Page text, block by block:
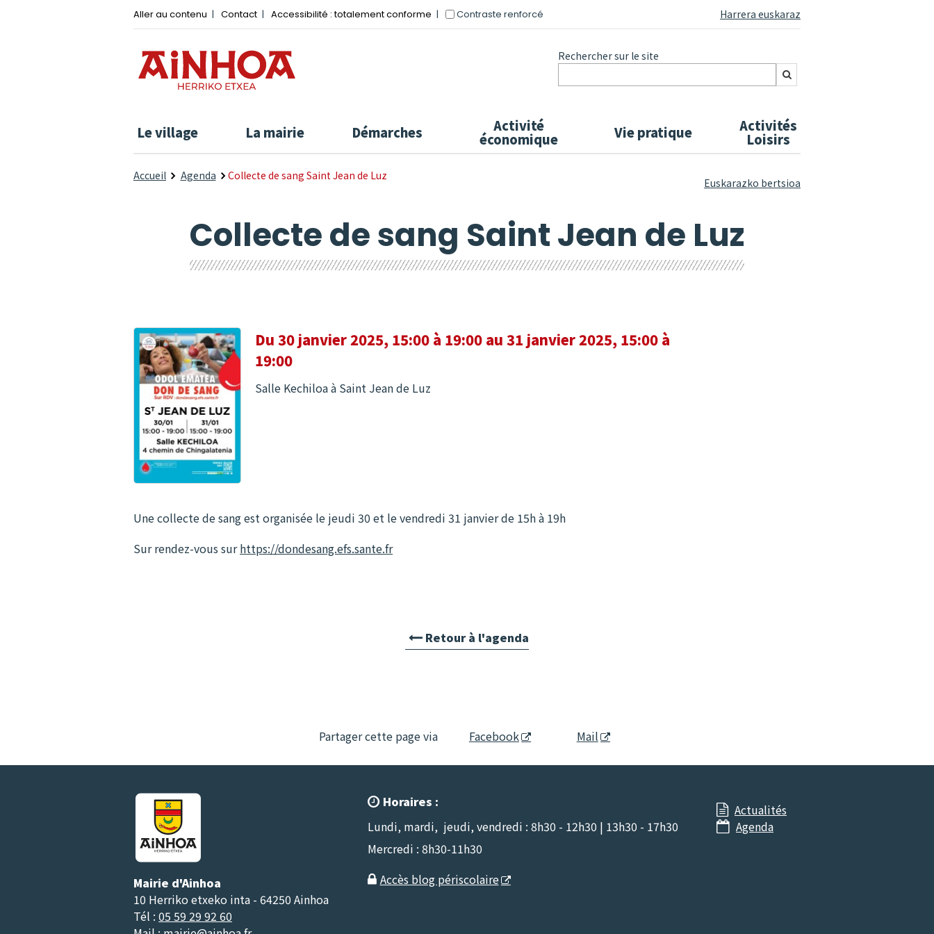
Aller au contenu Contact Accessibilité : totalement conforme Contraste renforcé Harrera euskaraz
Rechercher sur le site
Le village La mairie Démarches Activité
économique Vie pratique Activités
Loisirs
Accueil Agenda Collecte de sang Saint Jean de Luz
Euskarazko bertsioa
Collecte de sang Saint Jean de Luz
Du 30 janvier 2025, 15:00 à 19:00 au 31 janvier 2025, 15:00 à
19:00
Salle Kechiloa à Saint Jean de Luz
Une collecte de sang est organisée le jeudi 30 et le vendredi 31 janvier de 15h à 19h
Sur rendez-vous surhttps://dondesang.efs.sante.fr
Retour à l'agenda
Partager cette page via Facebook Mail
Mairie d'Ainhoa
10 Herriko etxeko inta - 64250 Ainhoa
Tél : 05 59 29 92 60
 Horaires :
Lundi, mardi, jeudi, vendredi : 8h30 - 12h30 | 13h30 - 17h30
Mercredi : 8h30-11h30
 Accès blog périscolaire
 Actualités
 Agenda